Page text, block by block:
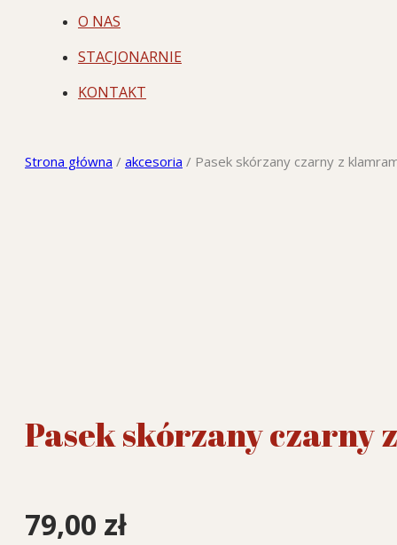
O NAS
STACJONARNIE
KONTAKT
Strona główna / akcesoria / Pasek skórzany czarny z
Pasek skórzany czarny
79,00 zł